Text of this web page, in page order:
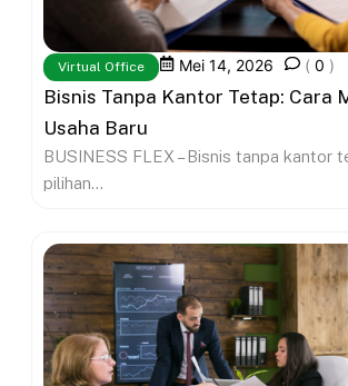
Virtual Office Mei 14, 2026 ( 0 )
Bisnis Tanpa Kantor Tetap: Cara
Usaha Baru
BUSINESS FLEX – Bisnis tanpa kantor
pilihan...